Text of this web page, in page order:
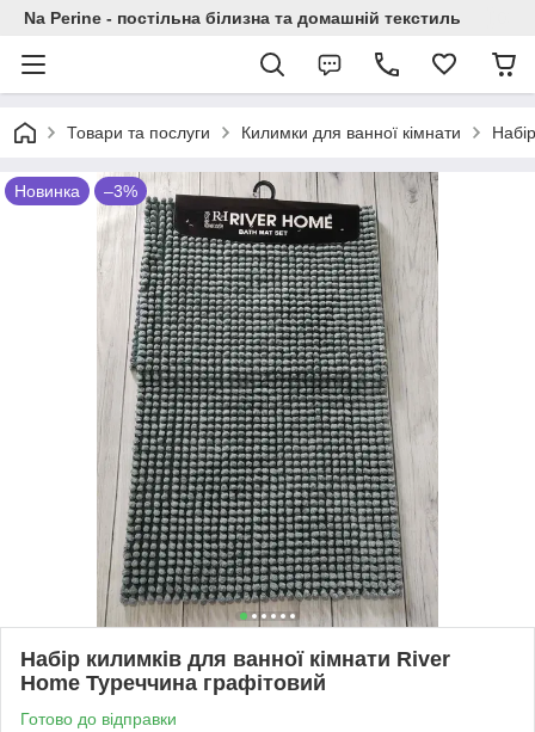
Na Perine - постільна білизна та домашній текстиль
Товари та послуги Килимки для ванної кімнати
Новинка –3%
Набір килимків для ванної кімнати River
Home Туреччина графітовий
Готово до відправки